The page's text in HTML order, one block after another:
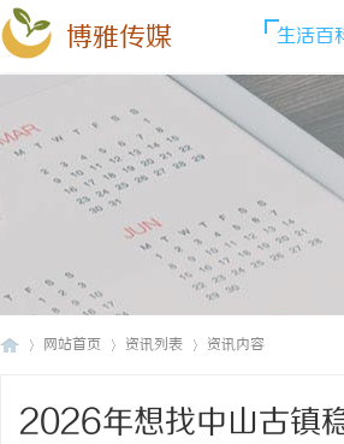
博雅传媒 生活百
网站首页 资讯列表 资讯内容
2026年想找中山古镇